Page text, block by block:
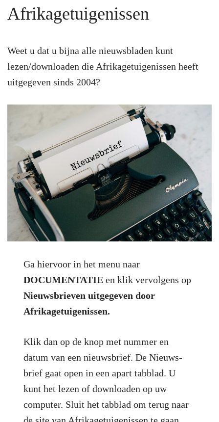
Afrikagetuigenissen
Weet u dat u bijna alle nieuwsbladen kunt
lezen/downloaden die Afrikagetuigenissen heeft
uitgegeven sinds 2004?
Ga hiervoor in het menu naar
DOCUMENTATIE en klik vervolgens op
Nieuwsbrieven uitgegeven door
Afrikagetuigenissen.
Klik dan op de knop met nummer en
datum van een nieuwsbrief. De Nieuws-
brief gaat open in een apart tabblad. U
kunt het lezen of downloaden op uw
computer. Sluit het tabblad om terug naar